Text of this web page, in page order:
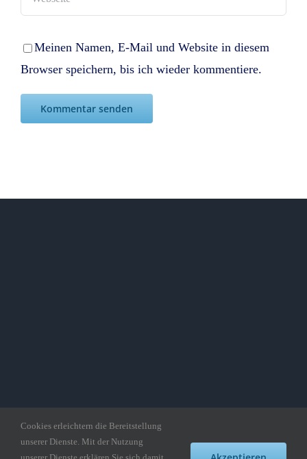
Meinen Namen, E-Mail und Website in diesem
Browser speichern, bis ich wieder kommentiere.
Copyright gedankepuzzle.de
Cookies erleichtern die Bereitstellung
unserer Dienste. Mit der Nutzung